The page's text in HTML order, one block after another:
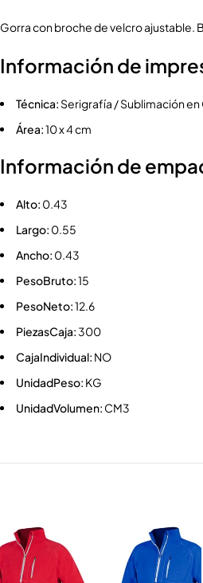
Gorra con broche de velcro ajustable.
Información de
Técnica: Serigrafía / Sublimación
Área:10 x 4 cm
Información de
Alto: 0.43
Largo: 0.55
Ancho: 0.43
PesoBruto:15
PesoNeto:12.6
PiezasCaja: 300
CajaIndividual: NO
UnidadPeso: KG
UnidadVolumen: CM3